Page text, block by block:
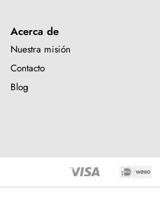
Acerca de
Nuestra misión
Contacto
Blog